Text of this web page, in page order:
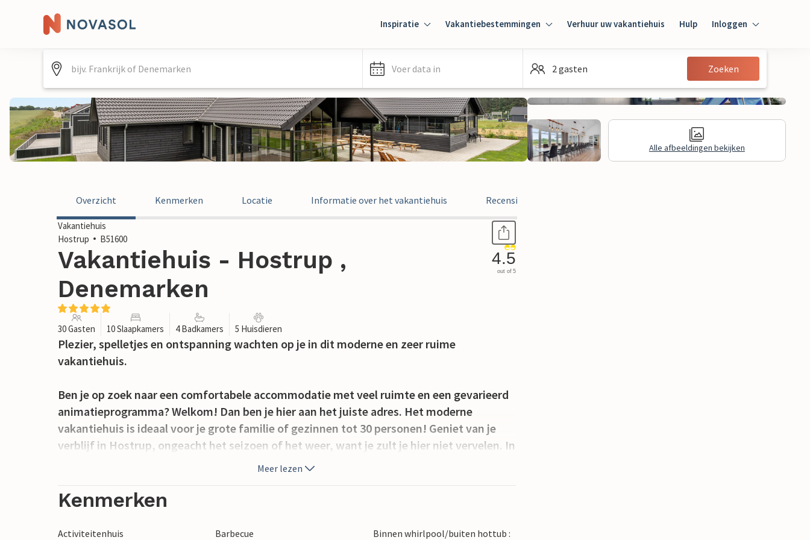
Inspiratie Vakantiebestemmingen Verhuur uw vakantiehuis Hulp Inloggen
Inloggen
Gast
Voer data in 2 gasten Zoeken
Alle afbeeldingen bekijken
Overzicht Kenmerken Locatie Informatie over het vakantiehuis Recensies
Vakantiehuis
Hostrup
B51600
Vakantiehuis - Hostrup ,
Denemarken
4.5
out of 5
30 Gasten 10 Slaapkamers 4 Badkamers 5 Huisdieren
Plezier, spelletjes en ontspanning wachten op je in dit moderne en zeer ruime
vakantiehuis.
Ben je op zoek naar een comfortabele accommodatie met veel ruimte en een gevarieerd
animatieprogramma? Welkom! Dan ben je hier aan het juiste adres. Het moderne
vakantiehuis is ideaal voor je grote familie of gezinnen tot 30 personen! Geniet van je
verblijf in Hostrup, ongeacht het seizoen of het weer, want je zult je hier niet vervelen. In
het vakantiehuis kun je samen muziek maken, tafelvoetballen of biljarten in de grote
ongeacht het weer. Ontspan in de whirlpool terwijl je kinderen zich vermaken met glijden
Meer lezen
Kenmerken
Activiteitenhuis Barbecue
Binnen whirlpool/buiten hottub :